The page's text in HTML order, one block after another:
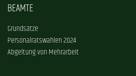
BEAMTE
Grundsätze
Personalratswahlen 2024
Abgeltung von Mehrarbeit